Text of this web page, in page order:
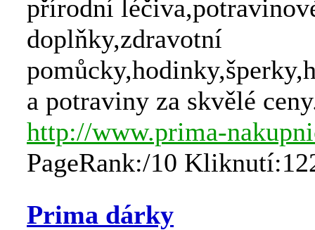
přírodní
doplňky,zdravotní
a potraviny za skvělé
http://www.prima-
PageRank:/10
Prima dárky